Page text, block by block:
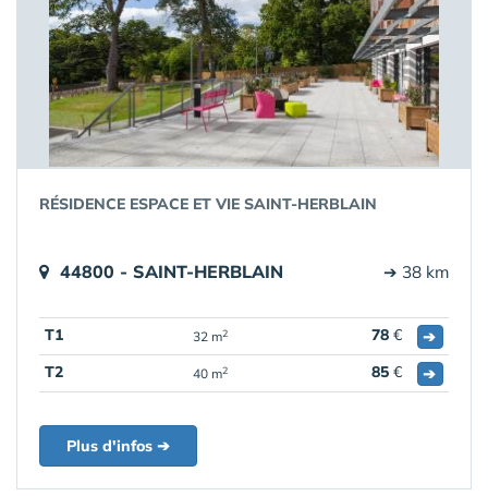
RÉSIDENCE ESPACE ET VIE SAINT-HERBLAIN
44800 - SAINT-HERBLAIN ➔ 38 km
T1 32 m2 78 €
➔
T2
40 m2 85 € ➔
Plus d'infos ➔